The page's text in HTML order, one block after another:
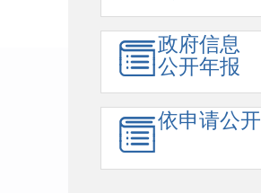
政府信息
公开年报
依申请公开